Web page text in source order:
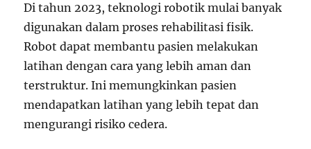
Di tahun 2023, teknologi robotik mulai banyak
digunakan dalam proses rehabilitasi fisik.
Robot dapat membantu pasien melakukan
latihan dengan cara yang lebih aman dan
terstruktur. Ini memungkinkan pasien
mendapatkan latihan yang lebih tepat dan
mengurangi risiko cedera.